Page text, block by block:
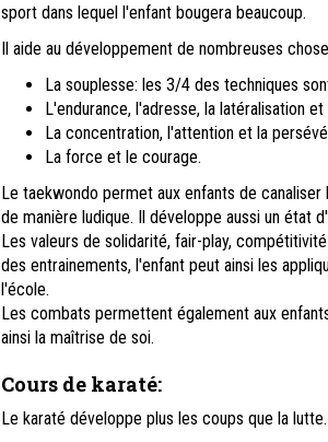
sport dans lequel l'enfant bougera beaucoup.
Il aide au développement de nombreuses
La souplesse: les 3/4 des techniques
L'endurance, l'adresse, la latéralisation et
La concentration, l'attention et la
La force et le courage.
Le taekwondo permet aux enfants de
de manière ludique. Il développe aussi un état
Les valeurs de solidarité, fair-play,
des entrainements, l'enfant peut ainsi les
l'école.
Les combats permettent également aux
ainsi la maîtrise de soi.
Cours de karaté:
Le karaté développe plus les coups que la